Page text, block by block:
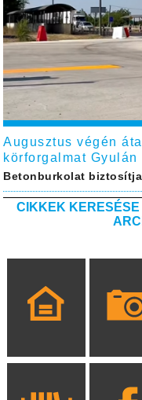
Augusztus végén
körforgalmat Gyulán
Betonburkolat
CIKKEK KERESÉSE